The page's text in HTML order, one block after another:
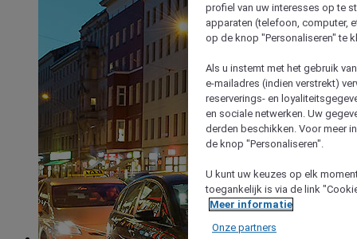
profiel van uw interesses op te
apparaten (telefoon, computer,
op de knop "Personaliseren" te
Als u instemt met het gebruik
e-mailadres (indien verstrekt)
reserverings- en
en sociale netwerken. Uw
derden beschikken. Voor meer
de knop "Personaliseren".
U kunt uw keuzes op elk
toegankelijk is via de link
Meer informatie
Onze partners